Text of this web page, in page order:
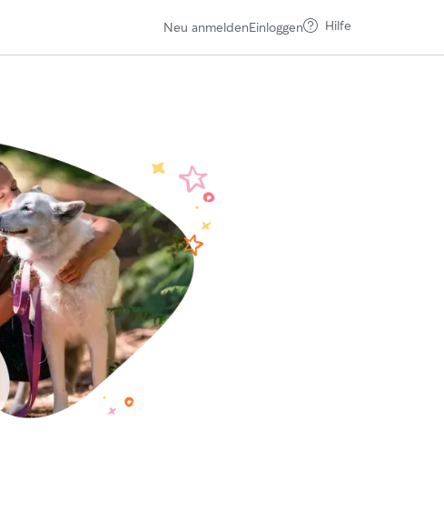
Neu anmeldenEinloggen Hilfe